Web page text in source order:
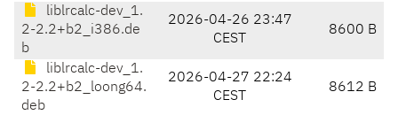
liblrcalc-dev_1.
2-2.2+b2_i386.de
b
2026-04-26 23:47
CEST
8600 B
liblrcalc-dev_1.
2-2.2+b2_loong64.
deb
2026-04-27 22:24
CEST
8612 B